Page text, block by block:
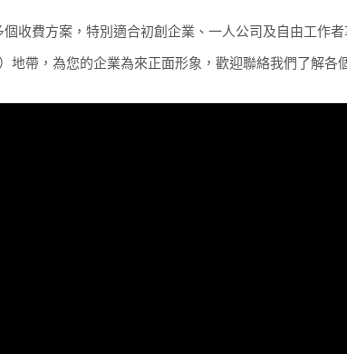
收費方案，特別適合初創企業、一人公司及自由工作
帶，為您的企業為來正面形象，歡迎聯絡我們了解各